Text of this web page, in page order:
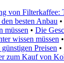
von Filterkaffee:
besten Anbau •
müssen • Die
wissen müssen •
Preisen •
zum Kauf von